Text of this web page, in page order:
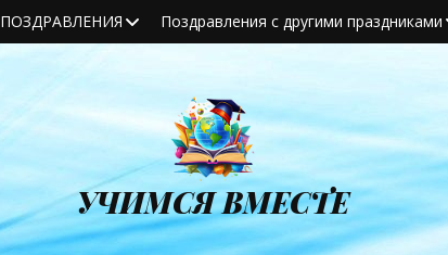
ПОЗДРАВЛЕНИЯ Поздравления с другими праздниками
УЧИМСЯ ВМЕСТЕ